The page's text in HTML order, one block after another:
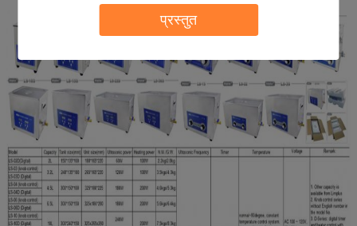
प्रस्तुत